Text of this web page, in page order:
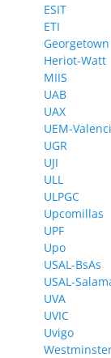
ESIT
ETI
Georgetown
Heriot-Watt
MIIS
UAB
UAX
UEM-
UGR
UJI
ULL
ULPGC
Upcomillas
UPF
Upo
USAL-BsAs
USAL-
UVA
UVIC
Uvigo